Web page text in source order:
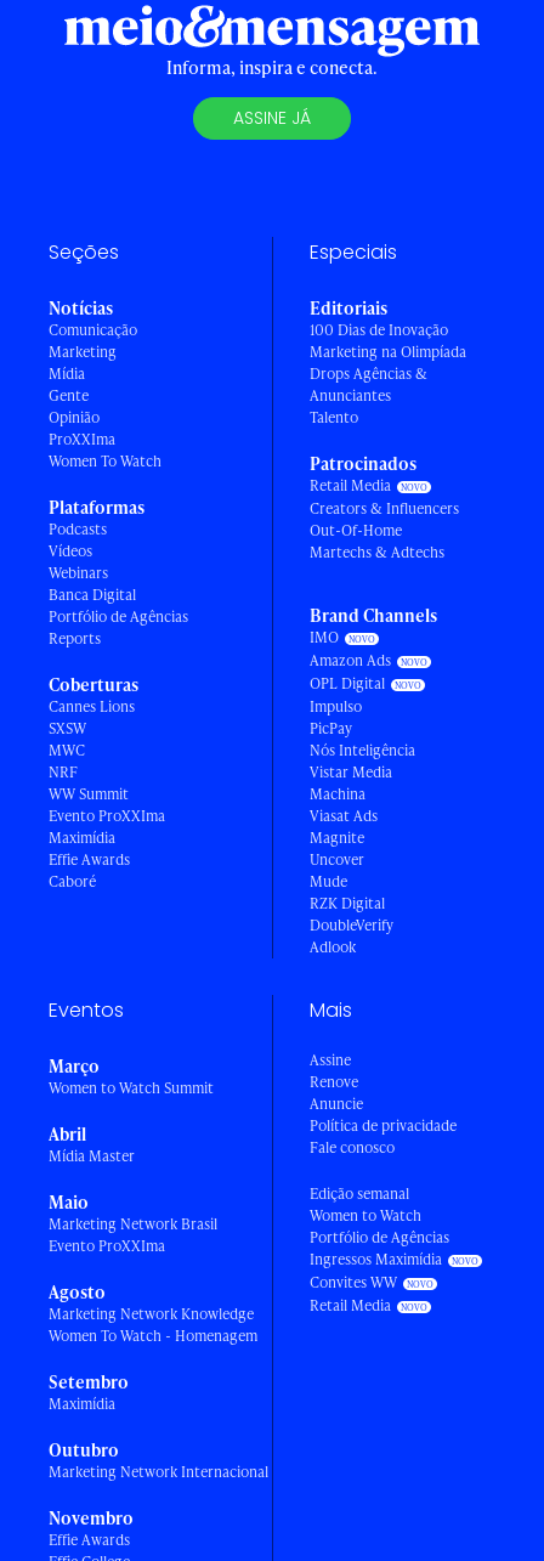
Informa, inspira e conecta.
ASSINE JÁ
Seções
Notícias
Comunicação
Marketing
Mídia
Gente
Opinião
ProXXIma
Women To Watch
Plataformas
Podcasts
Vídeos
Webinars
Banca Digital
Portfólio de Agências
Reports
Coberturas
Cannes Lions
SXSW
MWC
NRF
WW Summit
Evento ProXXIma
Maximídia
Effie Awards
Caboré
Especiais
Editoriais
100 Dias de Inovação
Marketing na Olimpíada
Drops Agências &
Anunciantes
Talento
Patrocinados
Retail Media
Creators & Influencers
Out-Of-Home
Martechs & Adtechs
Brand Channels
IMO
Amazon Ads
OPL Digital
Impulso
PicPay
Nós Inteligência
Vistar Media
Machina
Viasat Ads
Magnite
Uncover
Mude
RZK Digital
DoubleVerify
Adlook
Eventos
Março
Women to Watch Summit
Abril
Mídia Master
Maio
Marketing Network Brasil
Evento ProXXIma
Agosto
Marketing Network Knowledge
Women To Watch - Homenagem
Setembro
Maximídia
Outubro
Marketing Network Internacional
Novembro
Effie Awards
Mais
Assine
Renove
Anuncie
Política de privacidade
Fale conosco
Edição semanal
Women to Watch
Portfólio de Agências
Ingressos Maximídia
Convites WW
Retail Media